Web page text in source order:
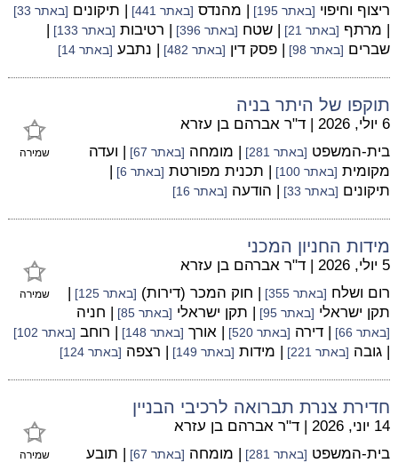
ריצוף וחיפוי [באתר 195] | מהנדס [באתר 441] | תיקונים [באתר 33]
| מרתף [באתר 21] | שטח [באתר 396] | רטיבות [באתר 133]
|
שברים [באתר 98] | פסק דין [באתר 482] | נתבע [באתר 14]
תוקפו של היתר בניה
שמירה
6 יולי, 2026 | ד"ר אברהם בן עזרא
בית-המשפט [באתר 281] | מומחה [באתר 67]
| ועדה
מקומית [באתר 100] | תכנית מפורטת [באתר 6]
|
תיקונים [באתר 33] | הודעה [באתר 16]
מידות החניון המכני
שמירה
5 יולי, 2026 | ד"ר אברהם בן עזרא
רום ושלח [באתר 355] | חוק המכר (דירות) [באתר 125]
|
תקן ישראלי [באתר 95] | תקן ישראלי [באתר 85] | חניה
[באתר 66] | דירה [באתר 520] | אורך [באתר 148] | רוחב [באתר 102]
| גובה [באתר 221] | מידות [באתר 149] | רצפה [באתר 124]
חדירת צנרת תברואה לרכיבי הבניין
שמירה
14 יוני, 2026 | ד"ר אברהם בן עזרא
בית-המשפט [באתר 281] | מומחה [באתר 67] | תובע